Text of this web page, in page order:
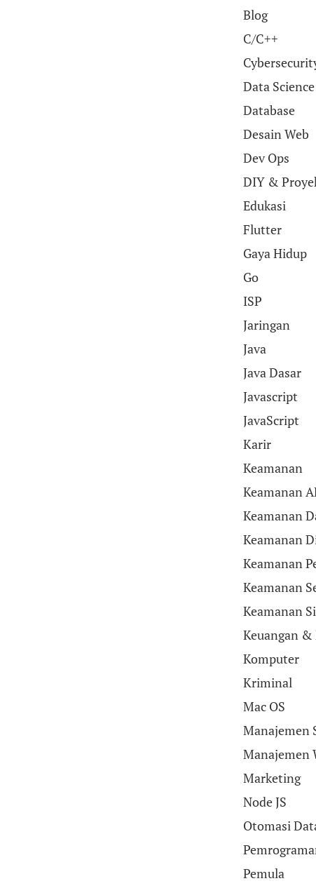
Blog
C/C++
Data Science
Database
Desain Web
Dev Ops
DIY &
Edukasi
Flutter
Gaya Hidup
Go
ISP
Jaringan
Java
Java Dasar
Javascript
JavaScript
Karir
Keamanan
Keamanan
Keamanan
Keamanan
Keamanan
Keamanan
Keamanan
Keuangan &
Komputer
Kriminal
Mac OS
Manajemen
Manajemen
Marketing
Node JS
Otomasi
Pemula